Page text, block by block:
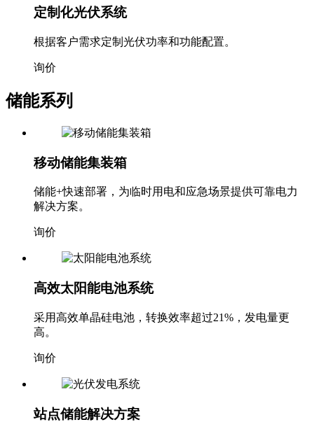
定制化光伏系统
根据客户需求定制光伏功率和功能配置。
询价
储能系列
移动储能集装箱
储能+快速部署，为临时用电和应急场景提供可靠电力
解决方案。
询价
高效太阳能电池系统
采用高效单晶硅电池，转换效率超过21%，发电量更
高。
询价
站点储能解决方案